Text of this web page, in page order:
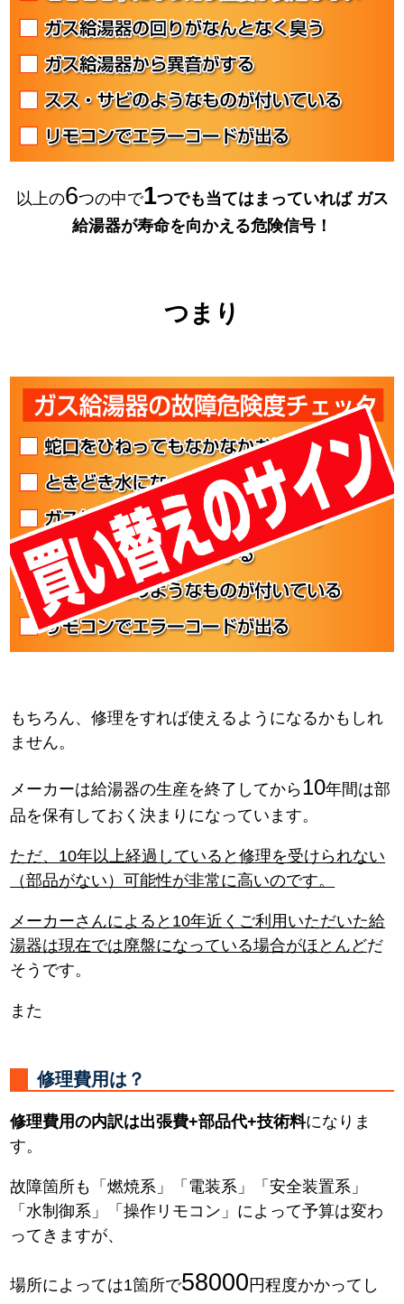
以上の6つの中で1つでも当てはまっていればガス
給湯器が寿命を向かえる危険信号！
つまり
もちろん、修理をすれば使えるようになるかもしれ
ません。
メーカーは給湯器の生産を終了してから10年間は部
品を保有しておく決まりになっています。
ただ、10年以上経過していると修理を受けられない
（部品がない）可能性が非常に高いのです。
メーカーさんによると10年近くご利用いただいた給
湯器は現在では廃盤になっている場合がほとんどだ
そうです。
また
修理費用は？
修理費用の内訳は出張費+部品代+技術料になりま
す。
故障箇所も「燃焼系」「電装系」「安全装置系」
「水制御系」「操作リモコン」によって予算は変わ
ってきますが、
場所によっては1箇所で58000 円程度かかってし